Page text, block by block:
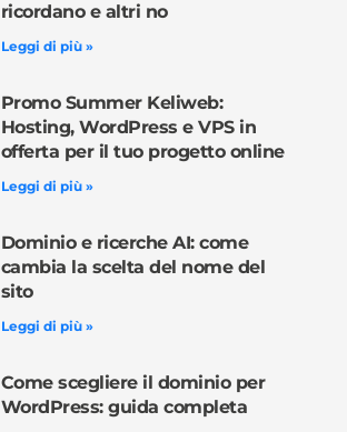
ricordano e altri no
Leggi di più »
Promo Summer Keliweb:
Hosting, WordPress e VPS in
offerta per il tuo progetto online
Leggi di più »
Dominio e ricerche AI: come
cambia la scelta del nome del
sito
Leggi di più »
Come scegliere il dominio per
WordPress: guida completa